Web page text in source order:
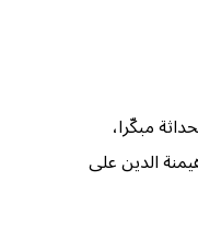
مبكّرا،
الدين على